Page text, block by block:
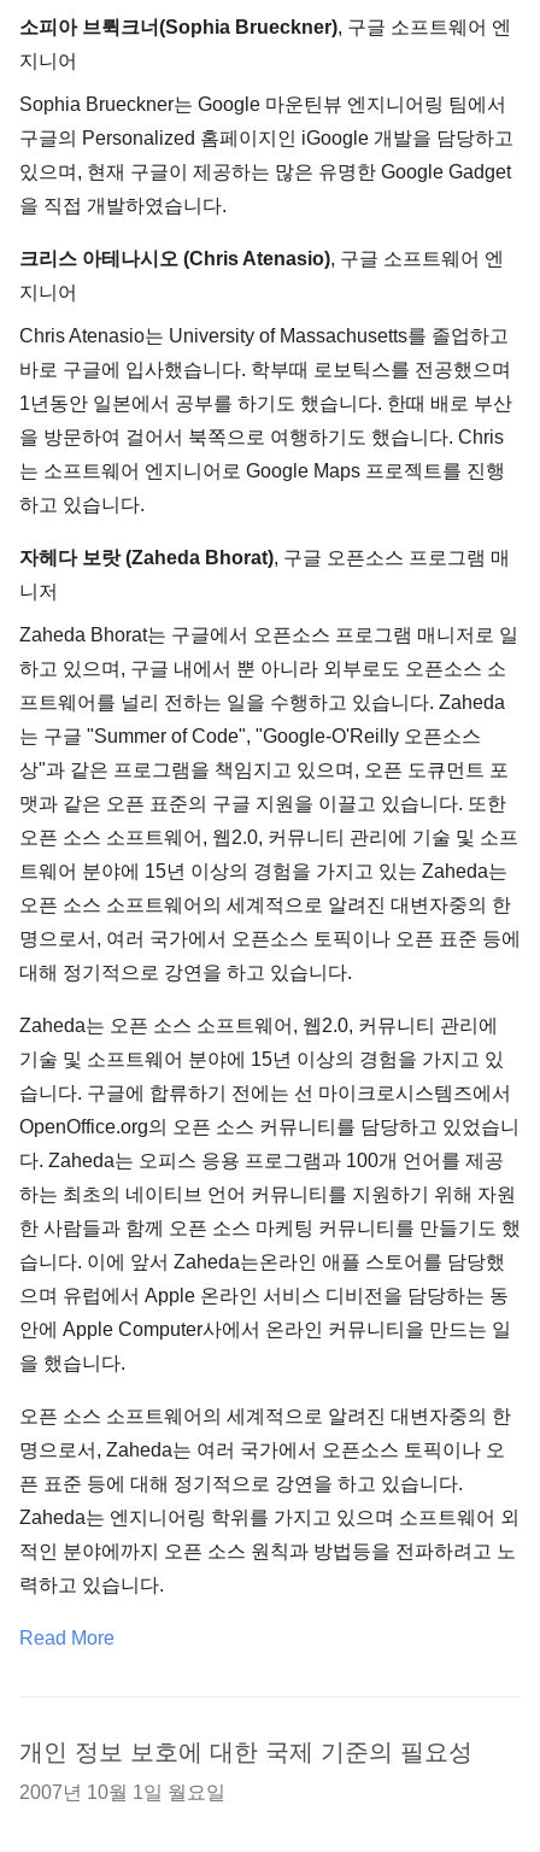
소피아 브뤽크너(Sophia Brueckner), 구글 소프트웨어 엔
지니어
Sophia Brueckner는 Google 마운틴뷰 엔지니어링 팀에서
구글의 Personalized 홈페이지인 iGoogle 개발을 담당하고
있으며, 현재 구글이 제공하는 많은 유명한 Google Gadget
을 직접 개발하였습니다.
크리스 아테나시오 (Chris Atenasio), 구글 소프트웨어 엔
지니어
Chris Atenasio는 University of Massachusetts를 졸업하고
바로 구글에 입사했습니다. 학부때 로보틱스를 전공했으며
1년동안 일본에서 공부를 하기도 했습니다. 한때 배로 부산
을 방문하여 걸어서 북쪽으로 여행하기도 했습니다. Chris
는 소프트웨어 엔지니어로 Google Maps 프로젝트를 진행
하고 있습니다.
자헤다 보랏 (Zaheda Bhorat), 구글 오픈소스 프로그램 매
니저
Zaheda Bhorat는 구글에서 오픈소스 프로그램 매니저로 일
하고 있으며, 구글 내에서 뿐 아니라 외부로도 오픈소스 소
프트웨어를 널리 전하는 일을 수행하고 있습니다. Zaheda
는 구글 "Summer of Code", "Google-O'Reilly 오픈소스
상"과 같은 프로그램을 책임지고 있으며, 오픈 도큐먼트 포
맷과 같은 오픈 표준의 구글 지원을 이끌고 있습니다. 또한
오픈 소스 소프트웨어, 웹2.0, 커뮤니티 관리에 기술 및 소프
트웨어 분야에 15년 이상의 경험을 가지고 있는 Zaheda는
오픈 소스 소프트웨어의 세계적으로 알려진 대변자중의 한
명으로서, 여러 국가에서 오픈소스 토픽이나 오픈 표준 등에
대해 정기적으로 강연을 하고 있습니다.
Zaheda는 오픈 소스 소프트웨어, 웹2.0, 커뮤니티 관리에
기술 및 소프트웨어 분야에 15년 이상의 경험을 가지고 있
습니다. 구글에 합류하기 전에는 선 마이크로시스템즈에서
OpenOffice.org의 오픈 소스 커뮤니티를 담당하고 있었습니
다. Zaheda는 오피스 응용 프로그램과 100개 언어를 제공
하는 최초의 네이티브 언어 커뮤니티를 지원하기 위해 자원
한 사람들과 함께 오픈 소스 마케팅 커뮤니티를 만들기도 했
습니다. 이에 앞서 Zaheda는온라인 애플 스토어를 담당했
으며 유럽에서 Apple 온라인 서비스 디비전을 담당하는 동
안에 Apple Computer사에서 온라인 커뮤니티을 만드는 일
을 했습니다.
오픈 소스 소프트웨어의 세계적으로 알려진 대변자중의 한
명으로서, Zaheda는 여러 국가에서 오픈소스 토픽이나 오
픈 표준 등에 대해 정기적으로 강연을 하고 있습니다.
Zaheda는 엔지니어링 학위를 가지고 있으며 소프트웨어 외
적인 분야에까지 오픈 소스 원칙과 방법등을 전파하려고 노
력하고 있습니다.
Read More
개인 정보 보호에 대한 국제 기준의 필요성
2007년 10월 1일 월요일